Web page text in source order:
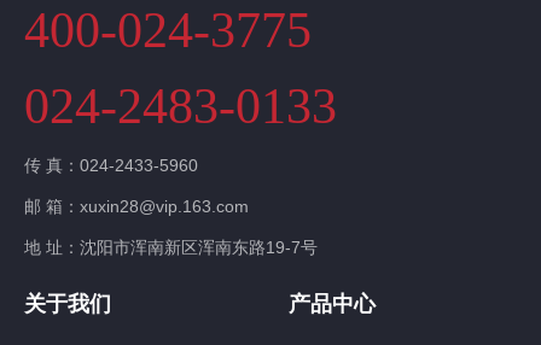
400-024-3775
024-2483-0133
传 真：024-2433-5960
邮 箱：xuxin28@vip.163.com
地 址：沈阳市浑南新区浑南东路19-7号
关于我们 产品中心